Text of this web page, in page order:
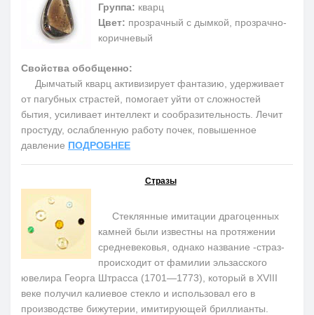
Группа: кварц
Цвет: прозрачный с дымкой, прозрачно-
коричневый
Свойства обобщенно:
Дымчатый кварц активизирует фантазию, удерживает
от пагубных страстей, помогает уйти от сложностей
бытия, усиливает интеллект и сообразительность. Лечит
простуду, ослабленную работу почек, повышенное
давление ПОДРОБНЕЕ
Стразы
Стеклянные имитации драгоценных
камней были известны на протяжении
средневековья, однако название -страз-
происходит от фамилии эльзасского
ювелира Георга Штрасса (1701—1773), который в XVIII
веке получил калиевое стекло и использовал его в
производстве бижутерии, имитирующей бриллианты.